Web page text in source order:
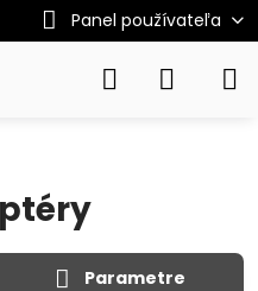
Panel používateľa
Parametre